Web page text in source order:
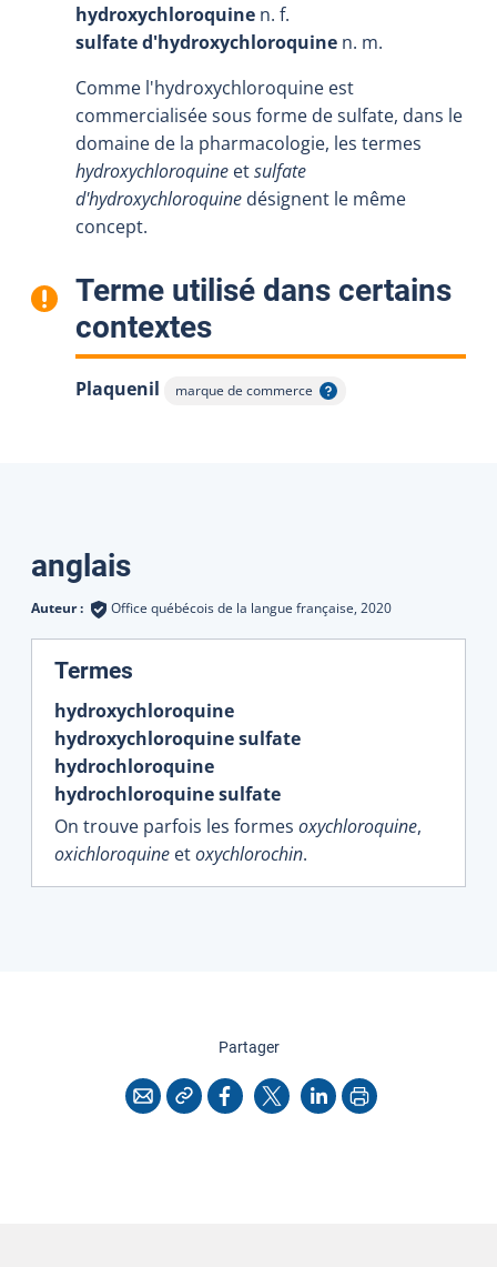
hydroxychloroquine n. f.
sulfate d'hydroxychloroquine n. m.
Comme l'hydroxychloroquine est
commercialisée sous forme de sulfate, dans le
domaine de la pharmacologie, les termes
hydroxychloroquine etsulfate
d'hydroxychloroquine désignent le même
concept.
Terme utilisé dans certains
contextes:
Plaquenil marque de commerce
Afficher l'infobulle
Traductions
anglais
Auteur : Office québécois de la langue française, 2020
Termes
hydroxychloroquine
hydroxychloroquine sulfate
hydrochloroquine
hydrochloroquine sulfate
On trouve parfois les formes oxychloroquine,
oxichloroquine etoxychlorochin.
Partagercette page
CourrielCopier l'adresse
Facebook
X LinkedInImprimer